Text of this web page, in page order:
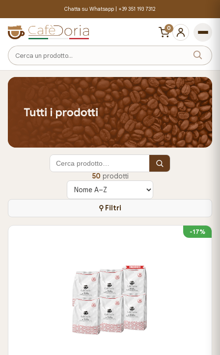
Chatta su Whatsapp | +39 351 193 7312
Cerca
un
prodotto
0
50 prodotti
Ordina
prodotti
⚲ Filtri
-17%